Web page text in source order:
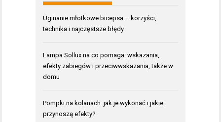
Uginanie młotkowe bicepsa – korzyści,
technika i najczęstsze błędy
Lampa Sollux na co pomaga: wskazania,
efekty zabiegów i przeciwwskazania, także w
domu
Pompki na kolanach: jak je wykonać i jakie
przynoszą efekty?